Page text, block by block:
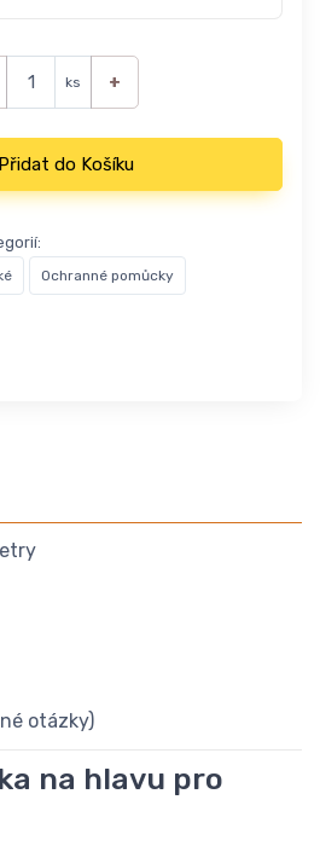
ks +
Přidat do Košíku
Ochranné pomůcky
otázky)
na hlavu pro